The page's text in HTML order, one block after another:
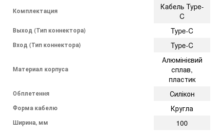
Комплектация
Кабель Type-
C
Выход (Тип коннектора) Type-C
Вход (Тип коннектора) Type-C
Материал корпуса
Алюмінієвий
сплав,
пластик
Обплетення Силікон
Форма кабелю Кругла
Ширина, мм 100